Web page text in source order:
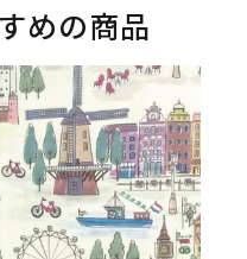
めの商品